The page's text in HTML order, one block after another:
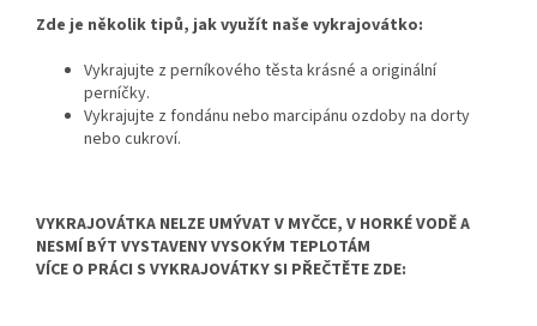
Zde je několik tipů, jak využít naše vykrajovátko:
Vykrajujte z perníkového těsta krásné a originální
perníčky.
Vykrajujte z fondánu nebo marcipánu ozdoby na dorty
nebo cukroví.
VYKRAJOVÁTKA NELZE UMÝVAT V MYČCE, V HORKÉ VODĚ A
NESMÍ BÝT VYSTAVENY VYSOKÝM TEPLOTÁM
VÍCE O PRÁCI S VYKRAJOVÁTKY SI PŘEČTĚTE ZDE: